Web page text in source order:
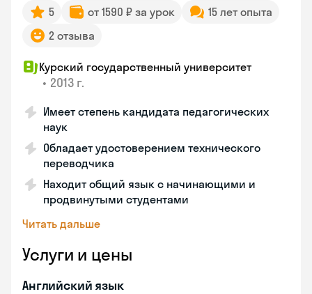
5 от 1590 ₽ за урок
15 лет опыта
2 отзыва
Курский государственный университет
• 2013 г.
Имеет степень кандидата педагогических
наук
Обладает удостоверением технического
переводчика
Находит общий язык с начинающими и
продвинутыми студентами
Читать дальше
Услуги и цены
Английский язык